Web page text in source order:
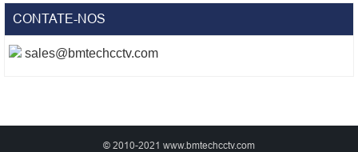
CONTATE-NOS
sales@bmtechcctv.com
© 2010-2021 www.bmtechcctv.com